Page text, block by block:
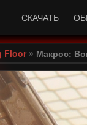
СКАЧАТЬ
Floor » Макрос: